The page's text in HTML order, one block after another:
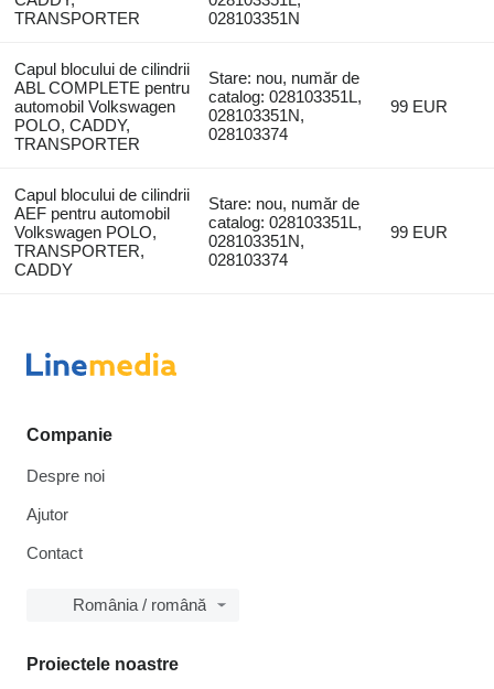
TRANSPORTER
028103351N
Capul blocului de cilindrii
ABL COMPLETE pentru
automobil Volkswagen
POLO, CADDY,
TRANSPORTER
Stare: nou, număr de
catalog: 028103351L,
028103351N,
028103374
99 EUR
Capul blocului de cilindrii
AEF pentru automobil
Volkswagen POLO,
TRANSPORTER,
CADDY
Stare: nou, număr de
catalog: 028103351L,
028103351N,
028103374
99 EUR
Companie
Despre noi
Ajutor
Contact
România / română
Proiectele noastre